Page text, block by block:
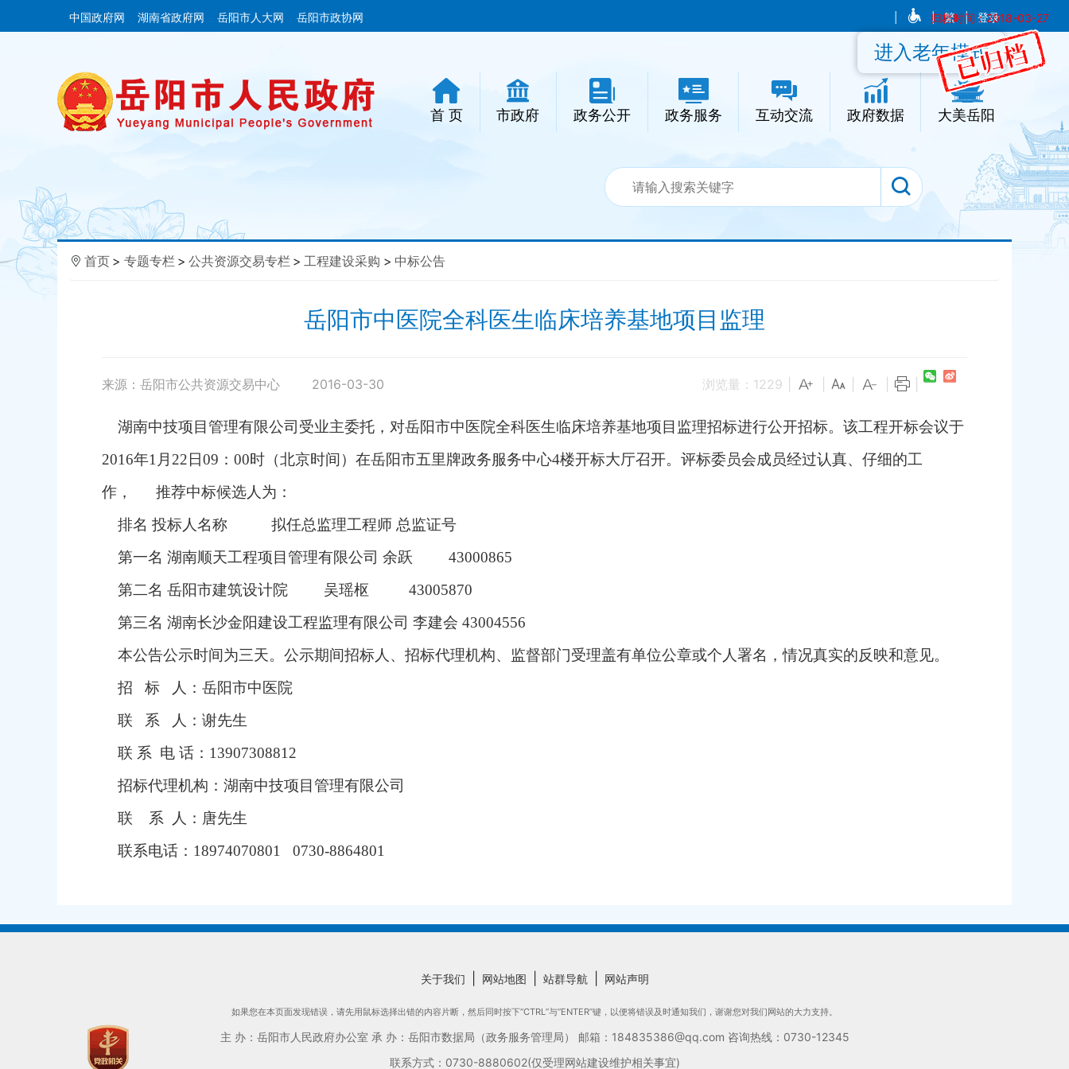
归档时间：2018-03-27
中国政府网 湖南省政府网 岳阳市人大网 岳阳市政协网 |繁| 登录
首 页 市政府 政务公开 政务服务 互动交流 政府数据 大美岳阳
进入老年模式
首页 > 专题专栏 > 公共资源交易专栏 > 工程建设采购 > 中标公告
岳阳市中医院全科医生临床培养基地项目监理
来源：岳阳市公共资源交易中心 2016-03-30 浏览量： 1229
湖南中技项目管理有限公司受业主委托，对岳阳市中医院全科医生临床培养基地项目监理招标进行公开招标。该工程开标会议于
2016年1月22日09：00时（北京时间）在岳阳市五里牌政务服务中心4楼开标大厅召开。评标委员会成员经过认真、仔细的工
作， 推荐中标候选人为：
排名 投标人名称 拟任总监理工程师 总监证号
第一名 湖南顺天工程项目管理有限公司 余跃 43000865
第二名 岳阳市建筑设计院 吴瑶枢 43005870
第三名 湖南长沙金阳建设工程监理有限公司 李建会 43004556
本公告公示时间为三天。公示期间招标人、招标代理机构、监督部门受理盖有单位公章或个人署名，情况真实的反映和意见。
招 标 人：岳阳市中医院
联 系 人：谢先生
联 系 电 话：13907308812
招标代理机构：湖南中技项目管理有限公司
联 系 人：唐先生
联系电话：18974070801 0730-8864801
关于我们 网站地图 站群导航 网站声明
如果您在本页面发现错误，请先用鼠标选择出错的内容片断，然后同时按下“CTRL”与“ENTER”键，以便将错误及时通知我们，谢谢您对我们网站的大力支持。
主 办：岳阳市人民政府办公室 承 办：岳阳市数据局（政务服务管理局） 邮箱：184835386@qq.com 咨询热线：0730-12345
联系方式：0730-8880602(仅受理网站建设维护相关事宜)